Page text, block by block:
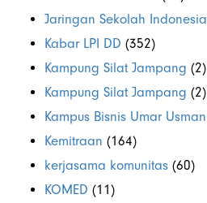
Jaringan Sekolah Indonesia
Kabar LPI DD (352)
Kampung Silat Jampang (2)
Kampung Silat Jampang (2)
Kampus Bisnis Umar Usman
Kemitraan (164)
kerjasama komunitas (60)
KOMED (11)